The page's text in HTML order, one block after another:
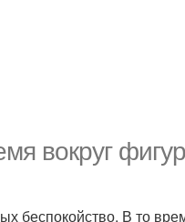
вокруг
беспокойство. В то